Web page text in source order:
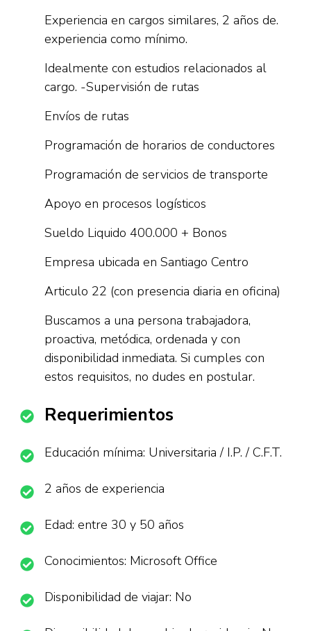
Experiencia en cargos similares, 2 años de.
experiencia como mínimo.
Idealmente con estudios relacionados al
cargo. -Supervisión de rutas
Envíos de rutas
Programación de horarios de conductores
Programación de servicios de transporte
Apoyo en procesos logísticos
Sueldo Liquido 400.000 + Bonos
Empresa ubicada en Santiago Centro
Articulo 22 (con presencia diaria en oficina)
Buscamos a una persona trabajadora,
proactiva, metódica, ordenada y con
disponibilidad inmediata. Si cumples con
estos requisitos, no dudes en postular.
Requerimientos
Educación mínima: Universitaria / I.P. / C.F.T.
2 años de experiencia
Edad: entre 30 y 50 años
Conocimientos: Microsoft Office
Disponibilidad de viajar: No